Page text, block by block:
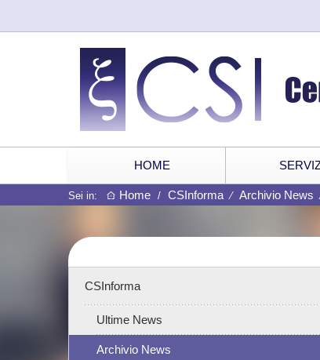
HOME
Sei in: Home / CSInforma ⁄ Archivio News
CSInforma
Ultime News
Archivio News